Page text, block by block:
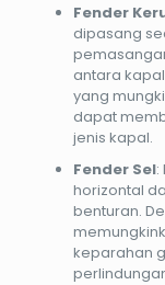
Fender
dipasang
antara
yang
dapat
jenis kapal.
Fender Sel:
horizontal
benturan.
keparahan